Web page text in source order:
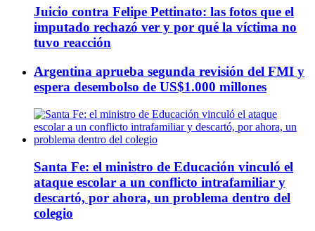
Juicio contra Felipe Pettinato: las fotos que el
imputado rechazó ver y por qué la víctima no
tuvo reacción
Argentina aprueba segunda revisión del FMI y
espera desembolso de US$1.000 millones
Santa Fe: el ministro de Educación vinculó el
ataque escolar a un conflicto intrafamiliar y
descartó, por ahora, un problema dentro del
colegio